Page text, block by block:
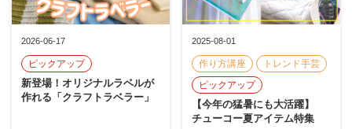
2026-06-17
ピックアップ
新登場！オリジナルラベルが
作れる「クラフトラベラー」
2025-08-01
作り方講座
トレンド手芸
ピックアップ
【今年の猛暑にも大活躍】
チューコー夏アイテム特集